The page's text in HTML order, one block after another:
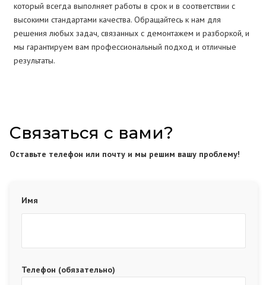
который всегда выполняет работы в срок и в соответствии с
высокими стандартами качества. Обращайтесь к нам для
решения любых задач, связанных с демонтажем и разборкой, и
мы гарантируем вам профессиональный подход и отличные
результаты.
Связаться с вами?
Оставьте телефон или почту и мы решим вашу проблему!
Имя
Телефон (обязательно)